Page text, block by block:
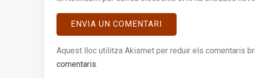
Aquest lloc utilitza Akismet per reduir els comentaris
comentaris.